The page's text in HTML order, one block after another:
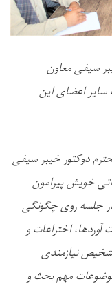
سیفی معاون
اعضای این
دوکتور خیبر سیفی
خویش پیرامون
جلسهرویچگونگی
اختراعات و
نیازمندی
مهم بحث و